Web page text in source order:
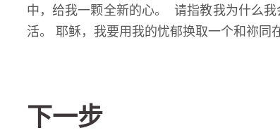
中，给我一颗全新的心。 请指教我为什么
活。 耶稣，我要用我的忧郁换取一个和祢同
下一步